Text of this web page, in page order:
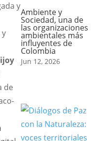
y
de
Ambiente y
Sociedad, una de
las organizaciones
ambientales más
influyentes de
Colombia
Jun 12, 2026